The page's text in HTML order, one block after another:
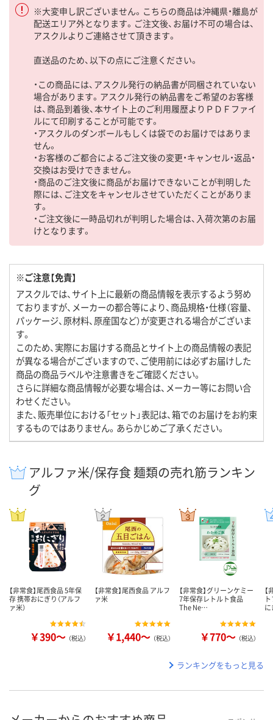
※大変申し訳ございません。こちらの商品は沖縄県・離島が
配送エリア外となります。ご注文後、お届け不可の場合は、
アスクルよりご連絡させて頂きます。
直送品のため、以下の点にご注意ください。
・この商品には、アスクル発行の納品書が同梱されていない
場合があります。アスクル発行の納品書をご希望のお客様
は、商品到着後、本サイト上のご利用履歴よりＰＤＦファイ
ルにて印刷することが可能です。
・アスクルのダンボールもしくは袋でのお届けではありま
せん。
・お客様のご都合によるご注文後の変更・キャンセル・返品・
交換はお受けできません。
・商品のご注文後に商品がお届けできないことが判明した
際には、ご注文をキャンセルさせていただくことがありま
す。
・ご注文後に一時品切れが判明した場合は、入荷次第のお届
けとなります。
※ご注意【免責】
アスクルでは、サイト上に最新の商品情報を表示するよう努め
ておりますが、メーカーの都合等により、商品規格・仕様（容量、
パッケージ、原材料、原産国など）が変更される場合がございま
す。
このため、実際にお届けする商品とサイト上の商品情報の表記
が異なる場合がございますので、ご使用前には必ずお届けした
商品の商品ラベルや注意書きをご確認ください。
さらに詳細な商品情報が必要な場合は、メーカー等にお問い合
わせください。
また、販売単位における「セット」表記は、箱でのお届けをお約束
するものではありません。あらかじめご了承ください。
アルファ米/保存食 麺類の売れ筋ランキン
グ
【非常食】尾西食品 5年保
存 携帯おにぎり（アルフ
ァ米）
￥390～ （税込）
【非常食】尾西食品 アルフ
ァ米
￥1,440～ （税込）
【非常食】グリーンケミー
7年保存レトルト食品
The Ne…
￥770～ （税込）
ランキングをもっと見る